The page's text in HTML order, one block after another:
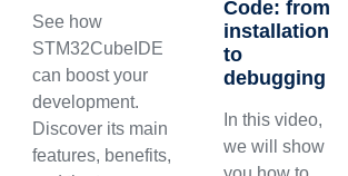
See how
STM32CubeIDE
can boost your
development.
Discover its main
features, benefits,
Code: from
installation
to
debugging
In this video,
we will show